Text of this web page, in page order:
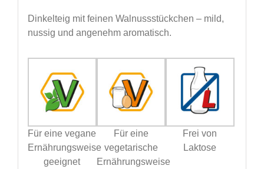
Dinkelteig mit feinen Walnussstückchen – mild,
nussig und angenehm aromatisch.
Für eine vegane
Ernährungsweise
geeignet
Für eine
vegetarische
Ernährungsweise
Frei von
Laktose